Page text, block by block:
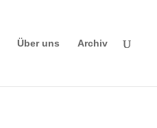
Über uns Archiv